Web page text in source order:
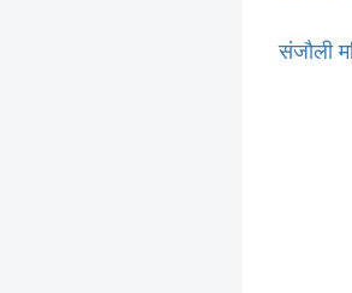
संजौली